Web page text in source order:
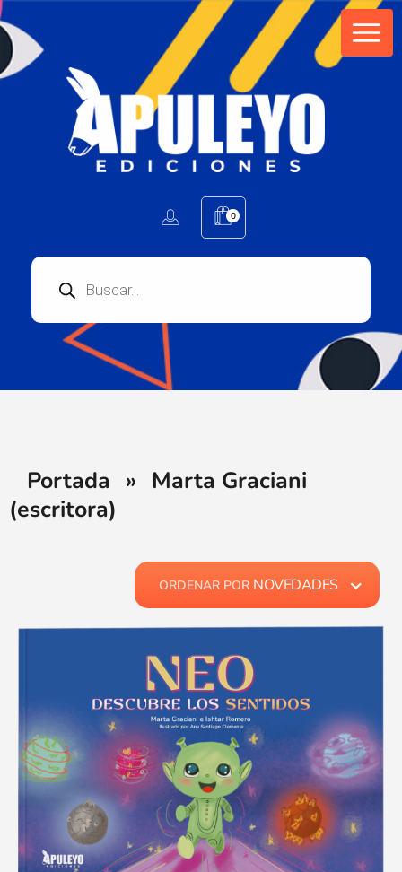
0
Portada » Marta Graciani
(escritora)
ORDENAR POR NOVEDADES